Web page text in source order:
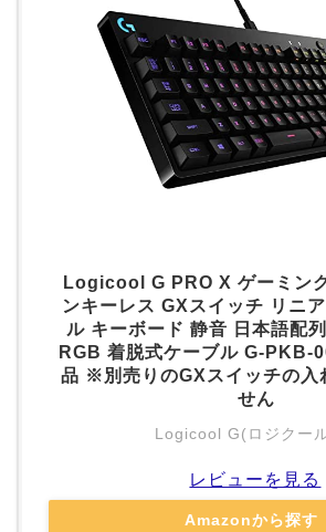
Logicool G PRO X ゲーミン
ンキーレス GXスイッチ リニ
ル キーボード 静音 日本語配
RGB 着脱式ケーブル G-PKB-
品 ※別売りのGXスイッチの入
せん
Logicool G(ロジクー
レビューを見る
Amazonから探す